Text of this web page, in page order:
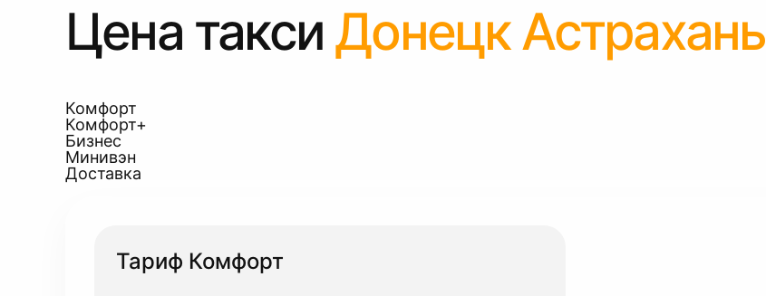
Цена такси Донецк Астрахань
Комфорт
Комфорт+
Бизнес
Минивэн
Доставка
Тариф Комфорт